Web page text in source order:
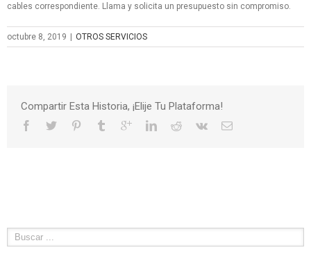
cables correspondiente. Llama y solicita un presupuesto sin compromiso.
octubre 8, 2019 | OTROS SERVICIOS
Compartir Esta Historia, ¡Elije Tu Plataforma!